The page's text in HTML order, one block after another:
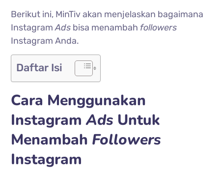
Berikut ini, MinTiv akan menjelaskan bagaimana
InstagramAds bisa menambah followers
Instagram Anda.
Daftar Isi
Cara Menggunakan
InstagramAds Untuk
Menambah Followers
Instagram